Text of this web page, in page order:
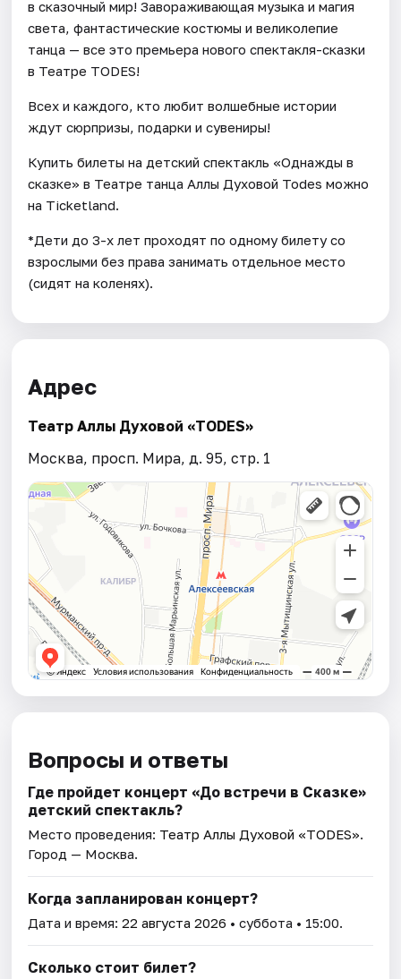
в сказочный мир! Завораживающая музыка и магия
света, фантастические костюмы и великолепие
танца — все это премьера нового спектакля-сказки
в Театре TODES!
Всех и каждого, кто любит волшебные истории
ждут сюрпризы, подарки и сувениры!
Купить билеты на детский спектакль «Однажды в
сказке» в Театре танца Аллы Духовой Todes можно
на Ticketland.
*Дети до 3-х лет проходят по одному билету со
взрослыми без права занимать отдельное место
(сидят на коленях).
Адрес
Театр Аллы Духовой «TODES»
Москва, просп. Мира, д. 95, стр. 1
Вопросы и ответы
Где пройдет концерт «До встречи в Сказке»
детский спектакль?
Место проведения: Театр Аллы Духовой «TODES».
Город — Москва.
Когда запланирован концерт?
Дата и время:22 августа 2026 • суббота • 15:00.
Сколько стоит билет?